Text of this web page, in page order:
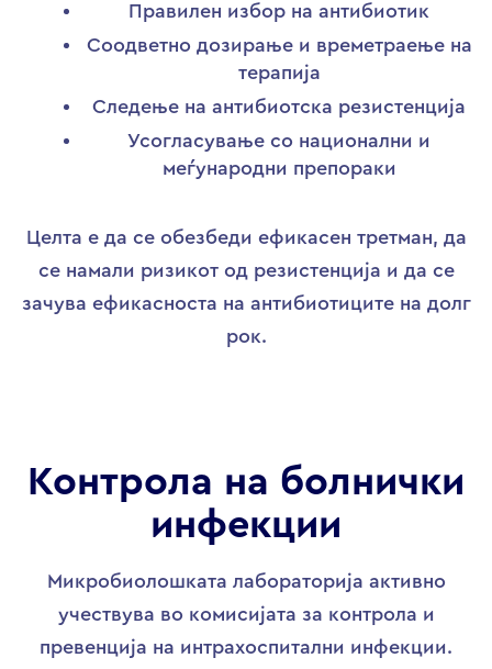
Правилен избор на антибиотик
Соодветно дозирање и времетраење на
терапија
Следење на антибиотска резистенција
Усогласување со национални и
меѓународни препораки
Целта е да се обезбеди ефикасен третман, да
се намали ризикот од резистенција и да се
зачува ефикасноста на антибиотиците на долг
рок.
Контрола на болнички
инфекции
Микробиолошката лабораторија активно
учествува во комисијата за контрола и
превенција на интрахоспитални инфекции.